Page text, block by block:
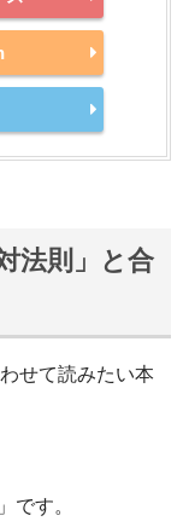
法則」と合
せて読みたい本
」です。